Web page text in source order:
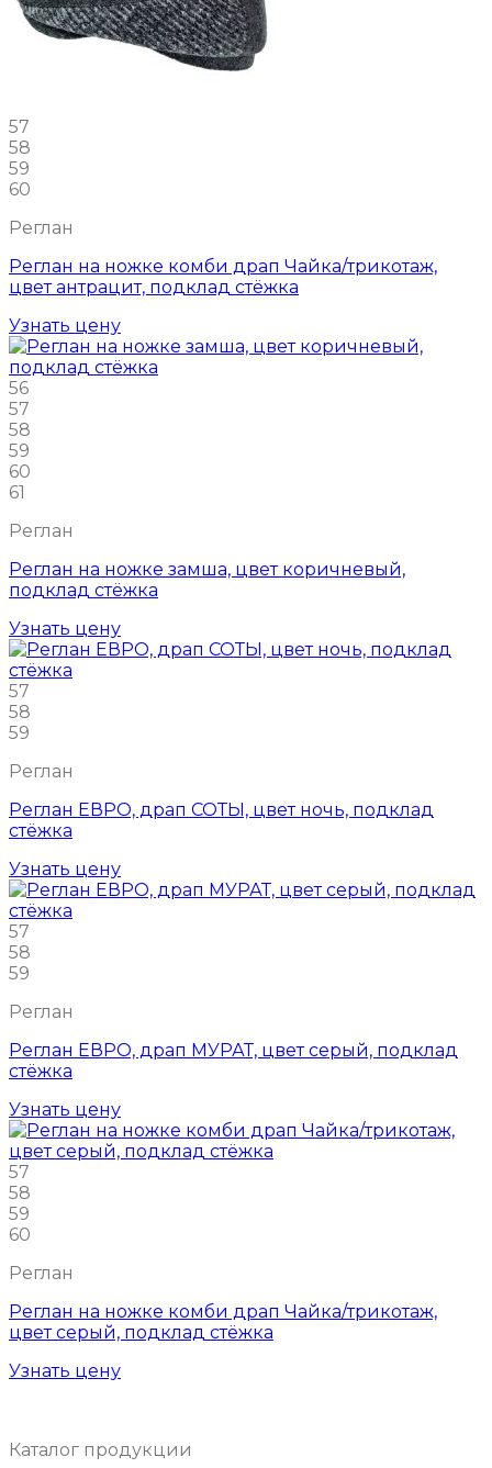
57
58
59
60
Реглан
Реглан на ножке комби драп Чайка/трикотаж,
цвет антрацит, подклад стёжка
Узнать цену
56
57
58
59
60
61
Реглан
Реглан на ножке замша, цвет коричневый,
подклад стёжка
Узнать цену
57
58
59
Реглан
Реглан ЕВРО, драп СОТЫ, цвет ночь, подклад
стёжка
Узнать цену
57
58
59
Реглан
Реглан ЕВРО, драп МУРАТ, цвет серый, подклад
стёжка
Узнать цену
57
58
59
60
Реглан
Реглан на ножке комби драп Чайка/трикотаж,
цвет серый, подклад стёжка
Узнать цену
Каталог продукции